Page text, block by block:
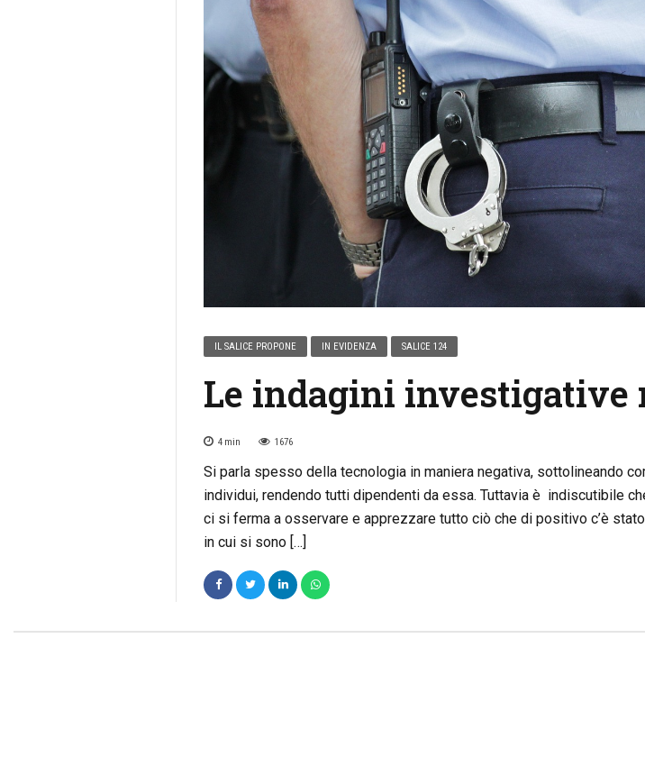
IL SALICE PROPONE IN EVIDENZA SALICE 124
Le indagini investigative
4 min 1676
Si parla spesso della tecnologia in maniera negativa, sottolineando
individui, rendendo tutti dipendenti da essa. Tuttavia è indiscutibile
ci si ferma a osservare e apprezzare tutto ciò che di positivo c’è
in cui si sono […]